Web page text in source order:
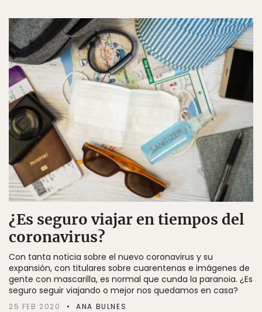
¿Es seguro viajar en tiempos del
coronavirus?
Con tanta noticia sobre el nuevo coronavirus y su
expansión, con titulares sobre cuarentenas e imágenes de
gente con mascarilla, es normal que cunda la paranoia. ¿Es
seguro seguir viajando o mejor nos quedamos en casa?
25 FEB 2020 ANA BULNES